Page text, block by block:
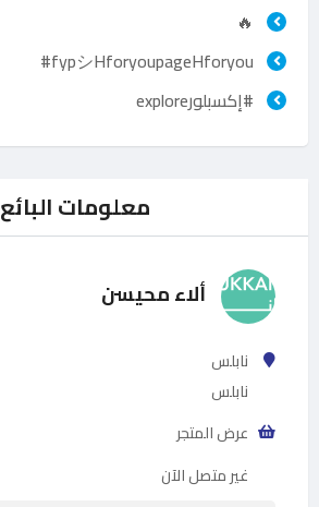
🔥
fypシHforyoupageHforyou#
#إكسبلورexplore
معلومات البائع
ألاء محيسن
نابلس
نابلس
عرض المتجر
غير متصل الآن